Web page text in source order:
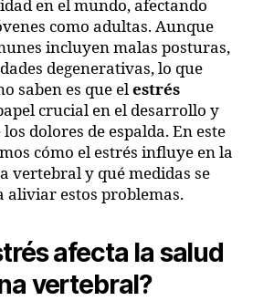
en el mundo, afectando
como adultas. Aunque
incluyen malas posturas,
degenerativas, lo que
saben es que elestrés
crucial en el desarrollo y
dolores de espalda. En este
cómo el estrés influye en la
vertebral y qué medidas se
aliviar estos problemas.
afecta la salud
vertebral?